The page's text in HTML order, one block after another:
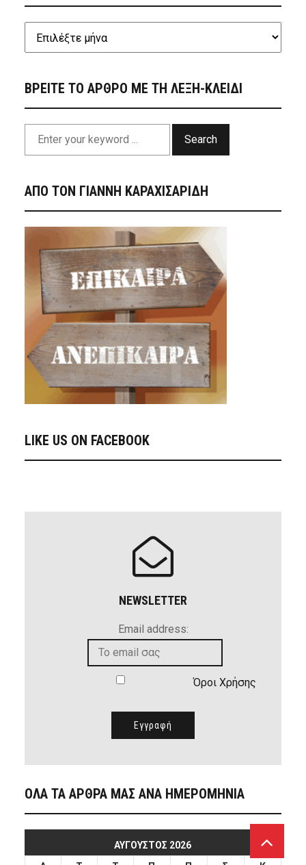
ΒΡΕΙΤΕ ΤΟ ΑΡΘΡΟ ΜΕ ΤΗ ΛΕΞΗ-ΚΛΕΙΔΙ
Search
ΑΠΟ ΤΟΝ ΓΙΑΝΝΗ ΚΑΡΑΧΙΣΑΡΙΔΗ
LIKE US ON FACEBOOK
NEWSLETTER
Email address:
Όροι Χρήσης
ΟΛΑ ΤΑ ΑΡΘΡΑ ΜΑΣ ΑΝΑ ΗΜΕΡΟΜΗΝΙΑ
ΑΎΓΟΥΣΤΟΣ 2026